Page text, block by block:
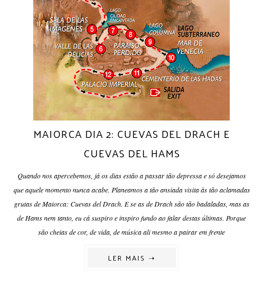
MAIORCA DIA 2: CUEVAS DEL DRACH E
CUEVAS DEL HAMS
Quando nos apercebemos, já os dias estão a passar tão depressa e só desejamos
que aquele momento nunca acabe. Planeamos a tão ansiada visita às tão aclamadas
grutas de Maiorca: Cuevas del Drach. E se as de Drach são tão badaladas, mas as
de Hams nem tanto, eu cá suspiro e inspiro fundo ao falar destas últimas. Porque
são cheias de cor, de vida, de música ali mesmo a pairar em frente
LER MAIS ➝